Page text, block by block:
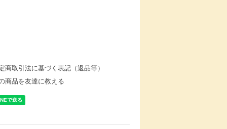
商取引法に基づく表記（返品等）
商品を友達に教える